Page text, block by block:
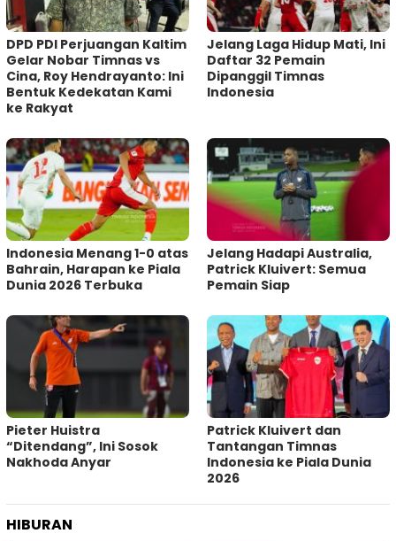
DPD PDI Perjuangan Kaltim
Gelar Nobar Timnas vs
Cina, Roy Hendrayanto: Ini
Bentuk Kedekatan Kami
ke Rakyat
Jelang Laga Hidup Mati, Ini
Daftar 32 Pemain
Dipanggil Timnas
Indonesia
Indonesia Menang 1-0 atas
Bahrain, Harapan ke Piala
Dunia 2026 Terbuka
Jelang Hadapi Australia,
Patrick Kluivert: Semua
Pemain Siap
Pieter Huistra
“Ditendang”, Ini Sosok
Nakhoda Anyar
Patrick Kluivert dan
Tantangan Timnas
Indonesia ke Piala Dunia
2026
HIBURAN